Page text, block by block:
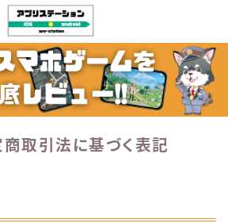
取引法に基づく表記